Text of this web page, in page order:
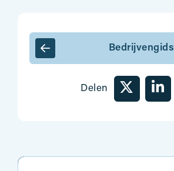
Bedrijvengids
Delen